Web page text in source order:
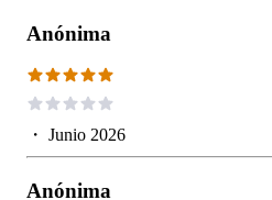
Anónima
・ Junio 2026
Anónima